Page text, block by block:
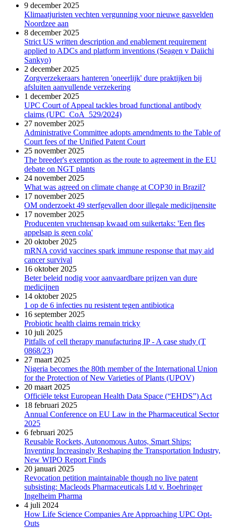
9 december 2025
Klimaatjuristen vechten vergunning voor nieuwe gasvelden
Noordzee aan
8 december 2025
Strict US written description and enablement requirement
applied to ADCs and platform inventions (Seagen v Daiichi
Sankyo)
2 december 2025
Zorgverzekeraars hanteren 'oneerlijk' dure praktijken bij
afsluiten aanvullende verzekering
1 december 2025
UPC Court of Appeal tackles broad functional antibody
claims (UPC_CoA_529/2024)
27 november 2025
Administrative Committee adopts amendments to the Table of
Court fees of the Unified Patent Court
25 november 2025
The breeder's exemption as the route to agreement in the EU
debate on NGT plants
24 november 2025
What was agreed on climate change at COP30 in Brazil?
17 november 2025
OM onderzoekt 49 sterfgevallen door illegale medicijnensite
17 november 2025
Producenten vruchtensap kwaad om suikertaks: 'Een fles
appelsap is geen cola'
20 oktober 2025
mRNA covid vaccines spark immune response that may aid
cancer survival
16 oktober 2025
Beter beleid nodig voor aanvaardbare prijzen van dure
medicijnen
14 oktober 2025
1 op de 6 infecties nu resistent tegen antibiotica
16 september 2025
Probiotic health claims remain tricky
10 juli 2025
Pitfalls of cell therapy manufacturing IP - A case study (T
0868/23)
27 maart 2025
Nigeria becomes the 80th member of the International Union
for the Protection of New Varieties of Plants (UPOV)
20 maart 2025
Officiële tekst European Health Data Space (“EHDS”) Act
18 februari 2025
Annual Conference on EU Law in the Pharmaceutical Sector
2025
6 februari 2025
Reusable Rockets, Autonomous Autos, Smart Ships:
Inventing Increasingly Reshaping the Transportation Industry,
New WIPO Report Finds
20 januari 2025
Revocation petition maintainable though no live patent
subsisting: Macleods Pharmaceuticals Ltd v. Boehringer
Ingelheim Pharma
4 juli 2024
How Life Science Companies Are Approaching UPC Opt-
Outs